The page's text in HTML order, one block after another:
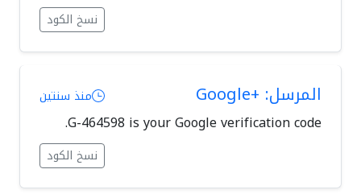
نسخ الكود
المرسل: +Google منذ سنتين
G-464598 is your Google verification code.
نسخ الكود